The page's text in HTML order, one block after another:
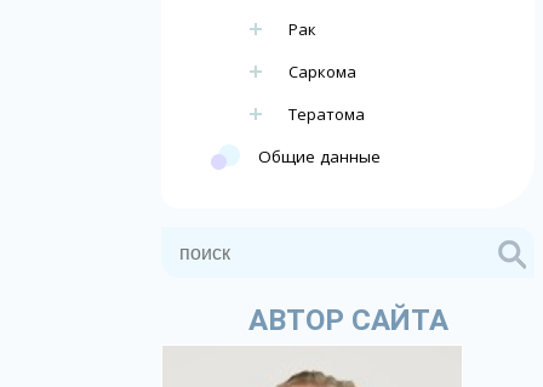
Рак
Саркома
Тератома
Общие данные
АВТОР САЙТА